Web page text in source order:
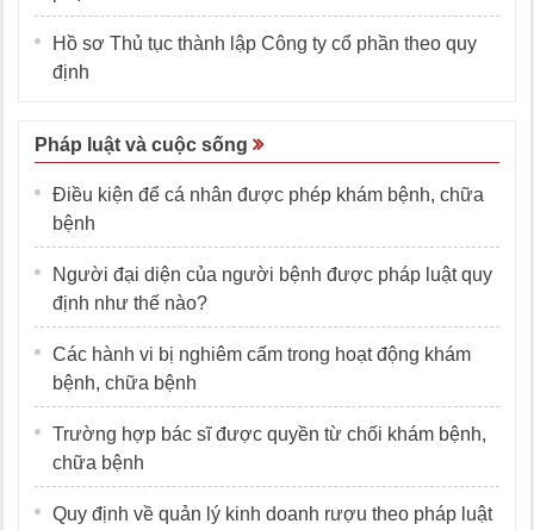
Hồ sơ Thủ tục thành lập Công ty cổ phần theo quy
định
Pháp luật và cuộc sống
Điều kiện để cá nhân được phép khám bệnh, chữa
bệnh
Người đại diện của người bệnh được pháp luật quy
định như thế nào?
Các hành vi bị nghiêm cấm trong hoạt động khám
bệnh, chữa bệnh
Trường hợp bác sĩ được quyền từ chối khám bệnh,
chữa bệnh
Quy định về quản lý kinh doanh rượu theo pháp luật